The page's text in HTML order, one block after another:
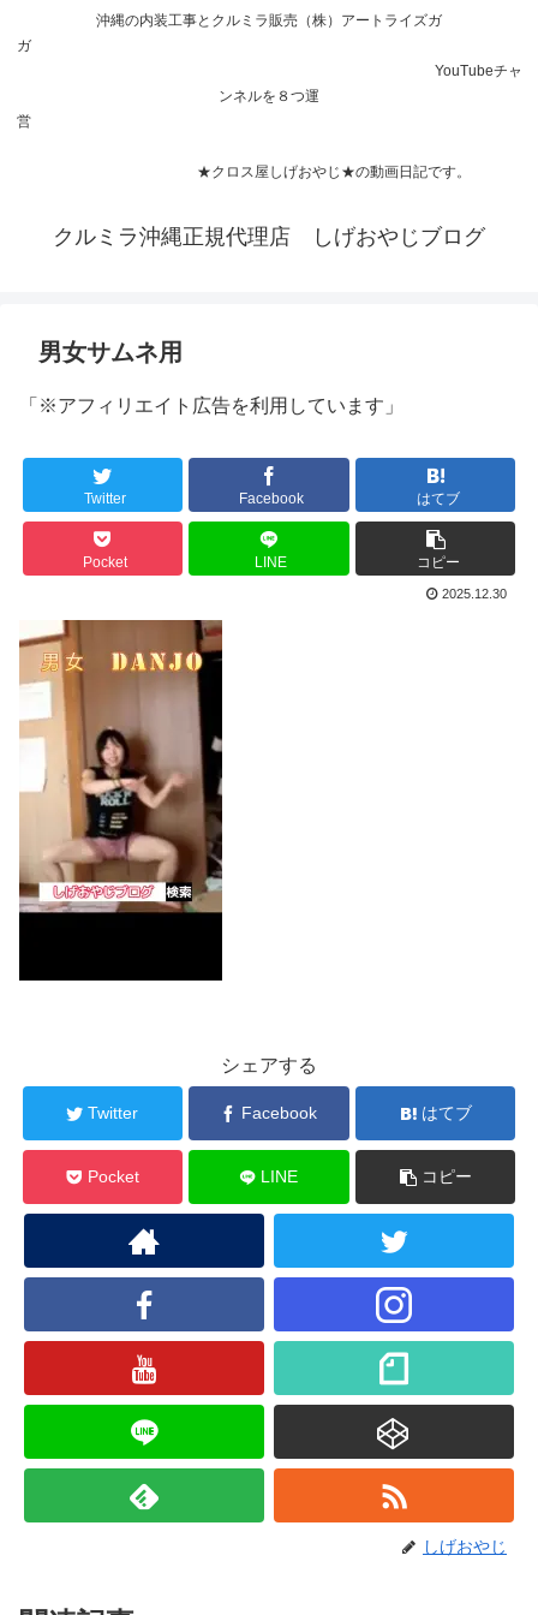
沖縄の内装工事とクルミラ販売（株）アートライズガ
ガ
YouTubeチャ
ンネルを８つ運
営
★クロス屋しげおやじ★の動画日記です。
クルミラ沖縄正規代理店 しげおやじブログ
男女サムネ用
「※アフィリエイト広告を利用しています」
Twitter Facebook はてブ
Pocket LINE コピー
2025.12.30
シェアする
Twitter Facebook はてブ
Pocket LINE コピー
しげおやじ